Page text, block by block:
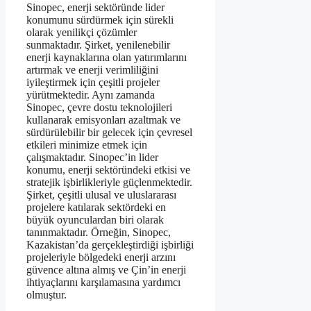
Sinopec, enerji sektöründe lider
konumunu sürdürmek için sürekli
olarak yenilikçi çözümler
sunmaktadır. Şirket, yenilenebilir
enerji kaynaklarına olan yatırımlarını
artırmak ve enerji verimliliğini
iyileştirmek için çeşitli projeler
yürütmektedir. Aynı zamanda
Sinopec, çevre dostu teknolojileri
kullanarak emisyonları azaltmak ve
sürdürülebilir bir gelecek için çevresel
etkileri minimize etmek için
çalışmaktadır. Sinopec’in lider
konumu, enerji sektöründeki etkisi ve
stratejik işbirlikleriyle güçlenmektedir.
Şirket, çeşitli ulusal ve uluslararası
projelere katılarak sektördeki en
büyük oyunculardan biri olarak
tanınmaktadır. Örneğin, Sinopec,
Kazakistan’da gerçekleştirdiği işbirliği
projeleriyle bölgedeki enerji arzını
güvence altına almış ve Çin’in enerji
ihtiyaçlarını karşılamasına yardımcı
olmuştur.